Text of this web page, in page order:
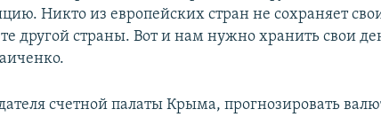
Никто из европейских стран не сохраняет
другой страны. Вот и нам нужно хранить свои
счетной палаты Крыма, прогнозировать